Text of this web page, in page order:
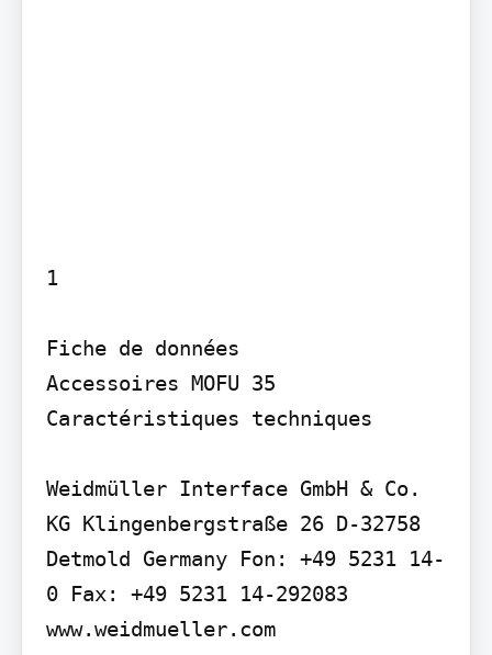
1
Fiche de données
Accessoires MOFU 35
Caractéristiques techniques
Weidmüller Interface GmbH & Co.
KG Klingenbergstraße 26 D-32758
Detmold Germany Fon: +49 5231 14-
0 Fax: +49 5231 14-292083
www.weidmueller.com